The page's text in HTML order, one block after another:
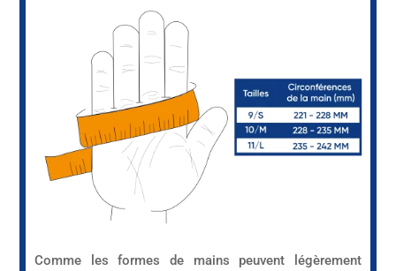
Comme les formes de mains peuvent légèrement